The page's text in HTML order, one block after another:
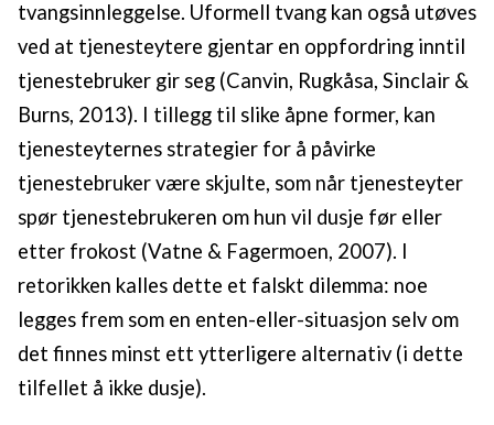
tvangsinnleggelse. Uformell tvang kan også utøves
ved at tjenesteytere gjentar en oppfordring inntil
tjenestebruker gir seg (Canvin, Rugkåsa, Sinclair &
Burns, 2013). I tillegg til slike åpne former, kan
tjenesteyternes strategier for å påvirke
tjenestebruker være skjulte, som når tjenesteyter
spør tjenestebrukeren om hun vil dusje før eller
etter frokost (Vatne & Fagermoen, 2007). I
retorikken kalles dette et falskt dilemma: noe
legges frem som en enten-eller-situasjon selv om
det finnes minst ett ytterligere alternativ (i dette
tilfellet å ikke dusje).